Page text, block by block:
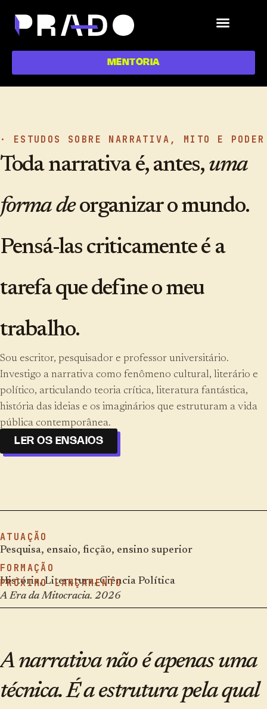
MENTORIA
· ESTUDOS SOBRE NARRATIVA, MITO E PODER
Toda narrativa é, antes, uma
forma deorganizar o mundo.
Pensá-las criticamente é a
tarefa que define o meu
trabalho.
Sou escritor, pesquisador e professor universitário.
Investigo a narrativa como fenômeno cultural, literário e
político, articulando teoria crítica, literatura fantástica,
história das ideias e os imaginários que estruturam a vida
pública contemporânea.
LER OS ENSAIOS
ATUAÇÃO
Pesquisa, ensaio, ficção, ensino superior
FORMAÇÃO
História, Literatura, Ciência Política
PRÓXIMO LANÇAMENTO
A Era da Mitocracia, 2026
A narrativa não é apenas uma
técnica. É a estrutura pela qual